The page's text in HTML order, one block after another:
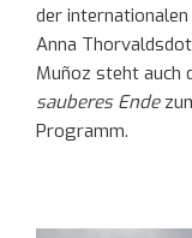
der
Anna
Muñoz steht auch
sauberes Ende
Programm.